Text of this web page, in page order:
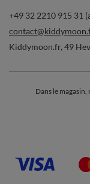
+49 32 2210 915 31
Kiddymoon.fr, 49
Dans le